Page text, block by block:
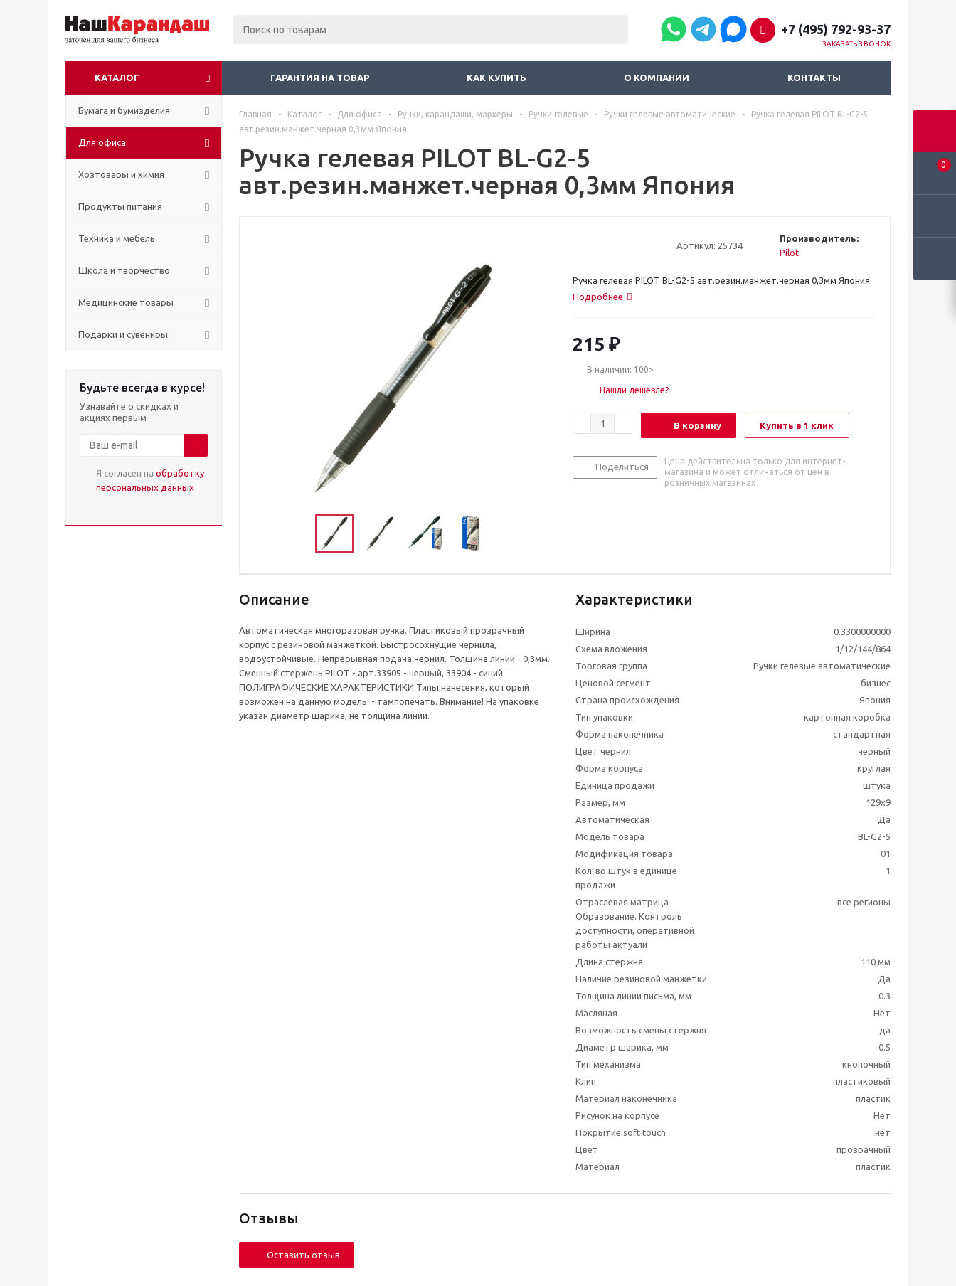
0
+7 (495) 792-93-37
ЗАКАЗАТЬ ЗВОНОК
КАТАЛОГ ГАРАНТИЯ НА ТОВАР КАК КУПИТЬ О КОМПАНИИ КОНТАКТЫ
Бумага и бумизделия
Для офиса
Хозтовары и химия
Продукты питания
Техника и мебель
Школа и творчество
Медицинские товары
Подарки и сувениры
Будьте всегда в курсе!
Узнавайте о скидках и
акциях первым
Я согласен на обработку
персональных данных
Главная - Каталог - Для офиса - Ручки, карандаши, маркеры - Ручки гелевые - Ручки гелевые автоматические -
Ручка гелевая PILOT BL-G2-5
авт.резин.манжет.черная 0,3мм Япония
Ручка гелевая PILOT BL-G2-5
авт.резин.манжет.черная 0,3мм Япония
Артикул: 25734
Производитель:
Pilot
Ручка гелевая PILOT BL-G2-5 авт.резин.манжет.черная 0,3мм Япония
Подробнее
215 ₽
В наличии: 100>
Нашли дешевле?
В корзину Купить в 1 клик
Поделиться
Цена действительна только для интернет-
магазина и может отличаться от цен в
розничных магазинах
Описание
Автоматическая многоразовая ручка. Пластиковый прозрачный
корпус с резиновой манжеткой. Быстросохнущие чернила,
водоустойчивые. Непрерывная подача чернил. Толщина линии - 0,3мм.
Сменный стержень PILOT - арт.33905 - черный, 33904 - синий.
ПОЛИГРАФИЧЕСКИЕ ХАРАКТЕРИСТИКИ Типы нанесения, который
возможен на данную модель: - тампопечать. Внимание! На упаковке
указан диаметр шарика, не толщина линии.
Характеристики
Ширина
0.3300000000
Схема вложения
1/12/144/864
Торговая группа
Ручки гелевые автоматические
Ценовой сегмент
бизнес
Страна происхождения
Япония
Тип упаковки
картонная коробка
Форма наконечника
стандартная
Цвет чернил
черный
Форма корпуса
круглая
Единица продажи
штука
Размер, мм
129x9
Автоматическая
Да
Модель товара
BL-G2-5
Модификация товара
01
Кол-во штук в единице
продажи
1
Отраслевая матрица
Образование. Контроль
доступности, оперативной
работы актуали
все регионы
Длина стержня
110 мм
Наличие резиновой манжетки
Да
Толщина линии письма, мм
0.3
Масляная
Нет
Возможность смены стержня
да
Диаметр шарика, мм
0.5
Тип механизма
кнопочный
Клип
пластиковый
Материал наконечника
пластик
Рисунок на корпусе
Нет
Покрытие soft touch
нет
Цвет
прозрачный
Материал
пластик
Отзывы
Оставить отзыв